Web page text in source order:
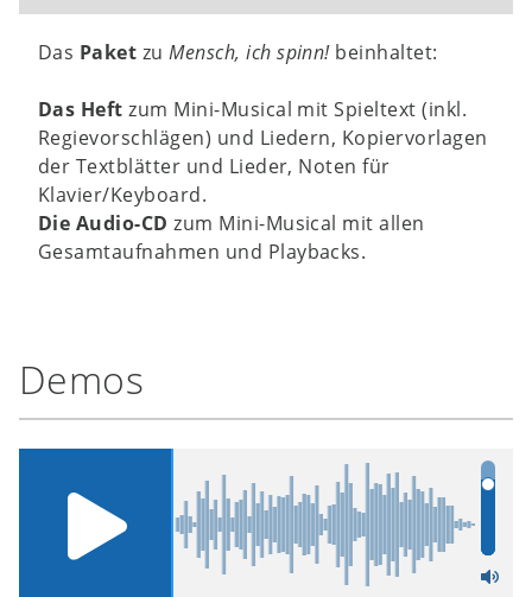
Das Paket zuMensch, ich spinn!beinhaltet:
Das Heft zum Mini-Musical mit Spieltext (inkl.
Regievorschlägen) und Liedern, Kopiervorlagen
der Textblätter und Lieder, Noten für
Klavier/Keyboard.
Die Audio-CD zum Mini-Musical mit allen
Gesamtaufnahmen und Playbacks.
Demos